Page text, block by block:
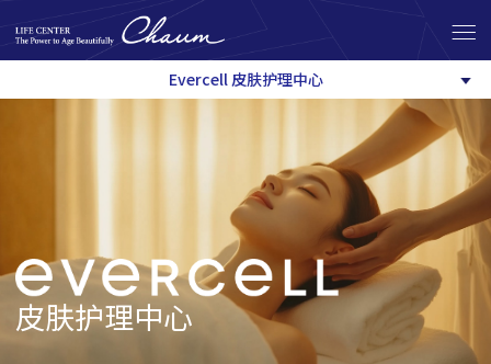
Evercell 皮肤护理中心
皮肤护理中心